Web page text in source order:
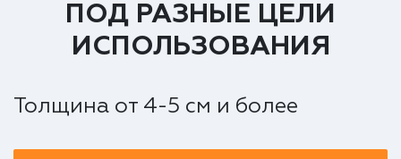
ПОД РАЗНЫЕ ЦЕЛИ
ИСПОЛЬЗОВАНИЯ
Толщина от 4-5 см и более